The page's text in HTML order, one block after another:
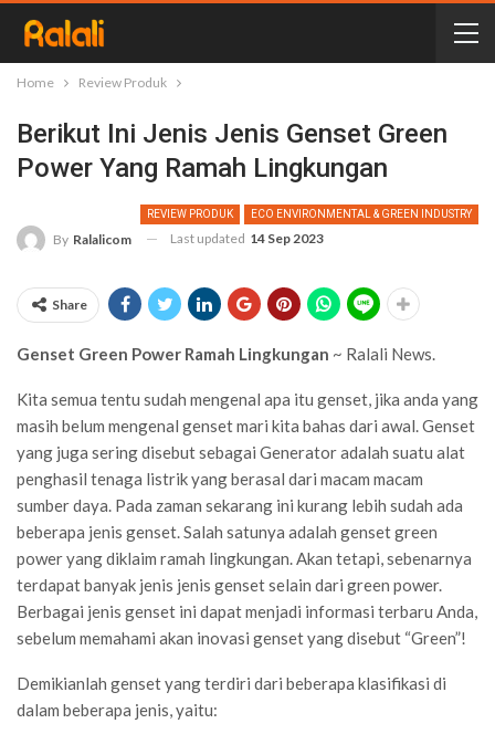
Home Review Produk
Berikut Ini Jenis Jenis Genset Green
Power Yang Ramah Lingkungan
REVIEW PRODUK ECO ENVIRONMENTAL & GREEN INDUSTRY
By Ralalicom Last updated 14 Sep 2023
Share
Genset Green Power Ramah Lingkungan ~ Ralali News.
Kita semua tentu sudah mengenal apa itu genset, jika anda yang
masih belum mengenal genset mari kita bahas dari awal. Genset
yang juga sering disebut sebagai Generator adalah suatu alat
penghasil tenaga listrik yang berasal dari macam macam
sumber daya. Pada zaman sekarang ini kurang lebih sudah ada
beberapa jenis genset. Salah satunya adalah genset green
power yang diklaim ramah lingkungan. Akan tetapi, sebenarnya
terdapat banyak jenis jenis genset selain dari green power.
Berbagai jenis genset ini dapat menjadi informasi terbaru Anda,
sebelum memahami akan inovasi genset yang disebut “Green”!
Demikianlah genset yang terdiri dari beberapa klasifikasi di
dalam beberapa jenis, yaitu: